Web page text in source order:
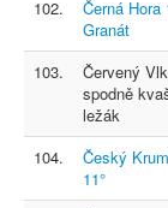
102.
Černá Hora
Granát
103.
Červený
spodně
ležák
104.
Český
11°